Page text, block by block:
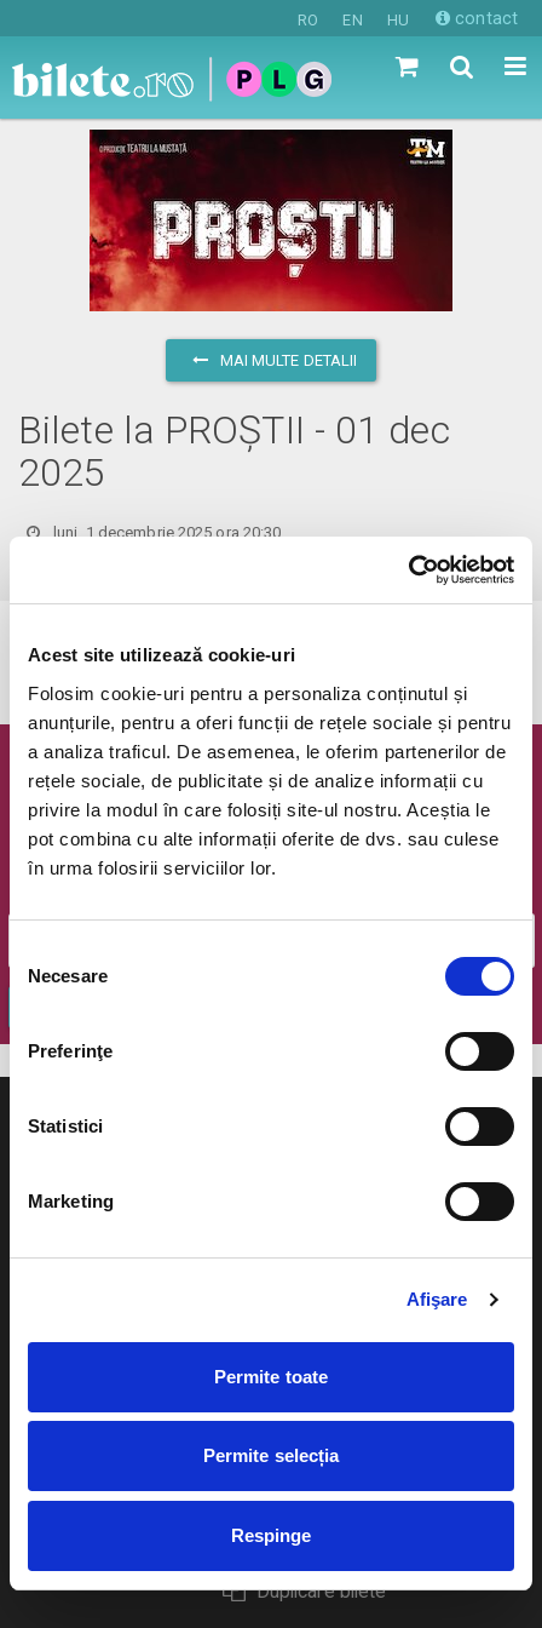
Acest site utilizează cookie-uri
Folosim cookie-uri pentru a personaliza conținutul și
anunțurile, pentru a oferi funcții de rețele sociale și pentru
a analiza traficul. De asemenea, le oferim partenerilor de
rețele sociale, de publicitate și de analize informații cu
privire la modul în care folosiți site-ul nostru. Aceștia le
pot combina cu alte informații oferite de dvs. sau culese
în urma folosirii serviciilor lor.
consimțământului
Necesare
Preferinţe
Statistici
Marketing
Afişare
Permite toate
Permite selecția
Respinge
RO EN HU contact
MAI MULTE DETALII
Bilete la PROȘTII - 01 dec
2025
luni, 1 decembrie 2025 ora 20:30
vezi pe harta
Evenimentul a expirat.
Newsletter @ Bilete.ro
Oferte exclusive si o editie saptamanala cu cele mai noi
evenimente.
Cum comand bilete?
Plata online sau cash
eBilet printat acasa
Livrare prin curier
Returnare bilete
Duplicare bilete
Evenimente
festivaluri
Pentru copii